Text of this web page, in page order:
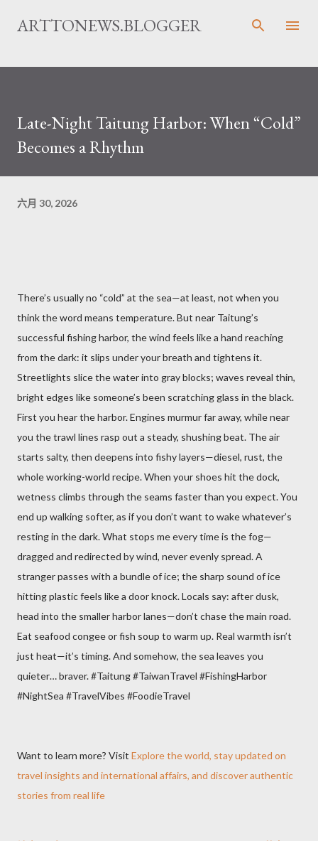
跳至主要内容
ARTTONEWS.BLOGGER
Late-Night Taitung Harbor: When “Cold”
Becomes a Rhythm
六月 30, 2026
There’s usually no “cold” at the sea—at least, not when you
think the word means temperature. But near Taitung’s
successful fishing harbor, the wind feels like a hand reaching
from the dark: it slips under your breath and tightens it.
Streetlights slice the water into gray blocks; waves reveal thin,
bright edges like someone’s been scratching glass in the black.
First you hear the harbor. Engines murmur far away, while near
you the trawl lines rasp out a steady, shushing beat. The air
starts salty, then deepens into fishy layers—diesel, rust, the
whole working-world recipe. When your shoes hit the dock,
wetness climbs through the seams faster than you expect. You
end up walking softer, as if you don’t want to wake whatever’s
resting in the dark. What stops me every time is the fog—
dragged and redirected by wind, never evenly spread. A
stranger passes with a bundle of ice; the sharp sound of ice
hitting plastic feels like a door knock. Locals say: after dusk,
head into the smaller harbor lanes—don’t chase the main road.
Eat seafood congee or fish soup to warm up. Real warmth isn’t
just heat—it’s timing. And somehow, the sea leaves you
quieter… braver. #Taitung #TaiwanTravel #FishingHarbor
#NightSea #TravelVibes #FoodieTravel
Want to learn more? Visit Explore the world, stay updated on
travel insights and international affairs, and discover authentic
stories from real life